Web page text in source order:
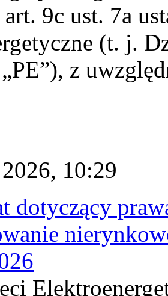
9c ust. 7a
(t. j.
z
10:29
dotyczący